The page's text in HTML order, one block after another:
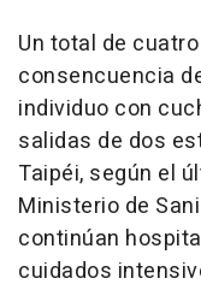
Un total de
consencuencia
individuo con
salidas de dos
Taipéi, según el
Ministerio de
continúan
cuidados